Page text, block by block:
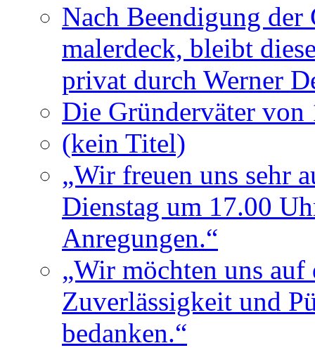
Nach Beendigung
malerdeck, bleibt
privat durch Werner
Die Gründerväter
(kein Titel)
„Wir freuen uns sehr
Dienstag um 17.00
Anregungen.“
„Wir möchten uns
Zuverlässigkeit und
bedanken.“